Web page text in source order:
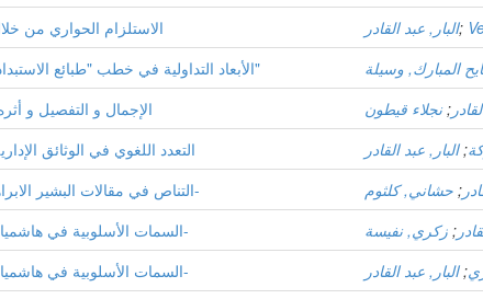
الاستلزام الحواري من البار, عبد القادر;
الأبعاد التداولية في خطب "طبائع الاستبداد ومصارع الاستعباد" لــــ: "عبــد الرحمـٰن الكواكبــي"
المبارك, وسيلة
الإجمال و التفصيل و ;نجلاء قيطون
التعدد اللغوي في الوثائق ;البار, عبد القادر
التناص في مقالات البشير الابراهيمي (المقالة الدينية والاجتماعية والسياسية( - عيّنة- ; حشاني, كلثوم
السمات الأسلوبية في هاشميات الكميت بن زيد الأسدي- القصيدة الميمية أنموذجاً- ; زكري, نفيسة
السمات الأسلوبية في هاشميات الكميت بن زيد الأسدي- القصيدة الميمية أنموذجاً- ;البار, عبد القادر